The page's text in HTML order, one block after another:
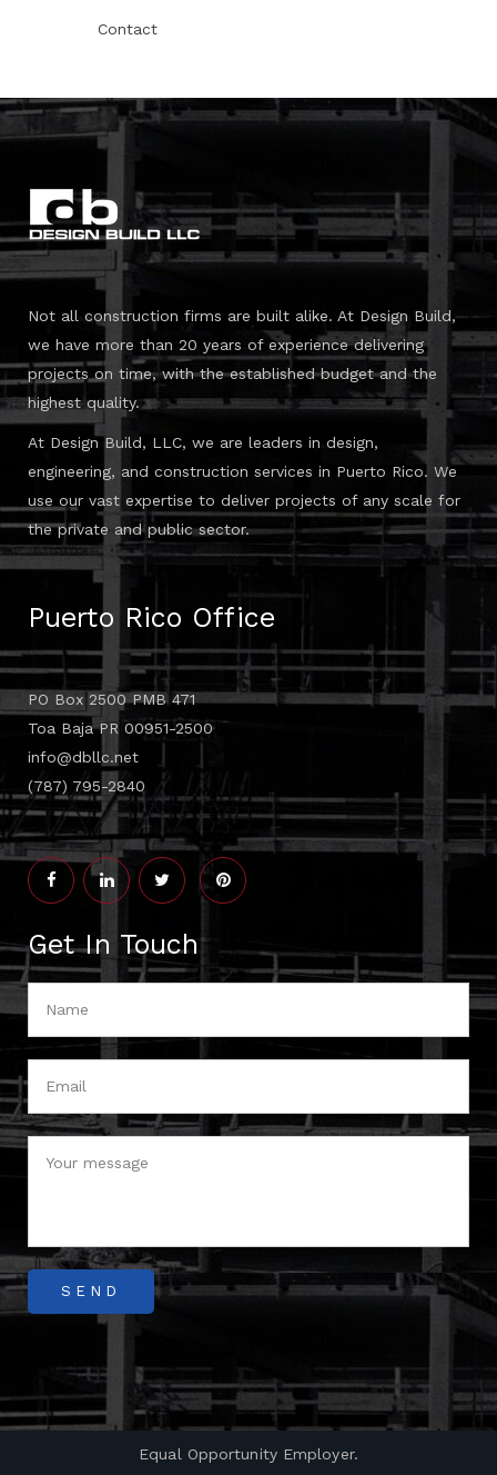
Contact
Not all construction firms are built alike. At Design Build,
we have more than 20 years of experience delivering
projects on time, with the established budget and the
highest quality.
At Design Build, LLC, we are leaders in design,
engineering, and construction services in Puerto Rico. We
use our vast expertise to deliver projects of any scale for
the private and public sector.
Puerto Rico Office
PO Box 2500 PMB 471
Toa Baja PR 00951-2500
info@dbllc.net
(787) 795-2840
Get In Touch
Equal Opportunity Employer.